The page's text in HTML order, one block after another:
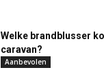
Welke brandblusser
caravan?
Aanbevolen